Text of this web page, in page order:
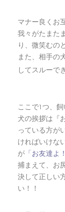
マナー良くお
我々がたまた
り、微笑むの
また、相手の
してスルーで
ここで1つ、
犬の挨拶は『
っている方が
ければいけな
が 「お友達よ
捕まえて、お
決して正しい
い！！